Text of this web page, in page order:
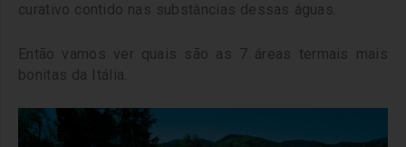
curativo contido nas substâncias dessas águas.
Então vamos ver quais são as 7 áreas termais mais
bonitas da Itália.